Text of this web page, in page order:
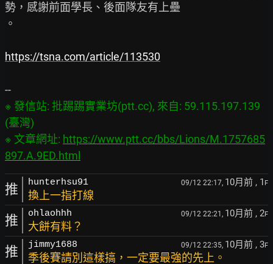
勢，感謝前面學長、後面隊友有上壘
。
https://tsna.com/article/113530
※ 發信站: 批踢踢實業坊(ptt.cc), 來自: 59.115.197.139
(臺灣)
※ 文章網址: https://www.ptt.cc/bbs/Lions/M.1757685
897.A.9ED.html
推 hunterhsu91 09/12 22:17, 10月前 , 1 F
換上一指打線
推 ohlaohhh 09/12 22:21, 10月前 , 2F
大餅有料？
推 jimmy1688 09/12 22:35, 10月前 , 3F
季後賽請別這樣搞，一定要最強的先上。